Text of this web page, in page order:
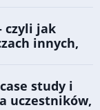
czyli jak
innych,
study i
uczestników,